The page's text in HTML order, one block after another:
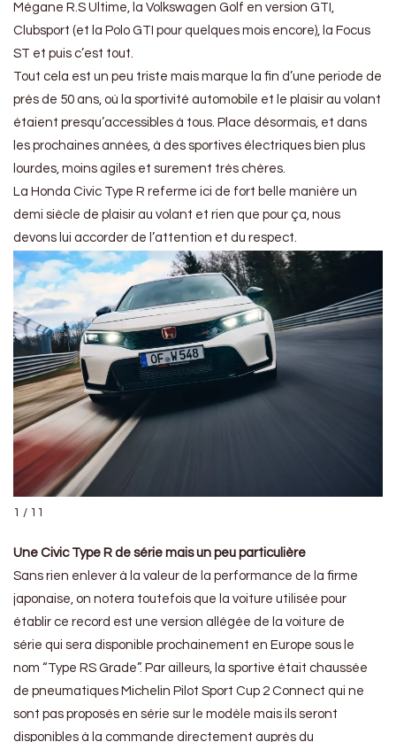
Mégane R.S Ultime, la Volkswagen Golf en version GTI,
Clubsport (et la Polo GTI pour quelques mois encore), la Focus
ST et puis c’est tout.
Tout cela est un peu triste mais marque la fin d’une periode de
près de 50 ans, où la sportivité automobile et le plaisir au volant
étaient presqu’accessibles à tous. Place désormais, et dans
les prochaines années, à des sportives électriques bien plus
lourdes, moins agiles et surement très chères.
La Honda Civic Type R referme ici de fort belle manière un
demi siècle de plaisir au volant et rien que pour ça, nous
devons lui accorder de l’attention et du respect.
1 / 11
Une Civic Type R de série mais un peu particulière
Sans rien enlever à la valeur de la performance de la firme
japonaise, on notera toutefois que la voiture utilisée pour
établir ce record est une version allégée de la voiture de
série qui sera disponible prochainement en Europe sous le
nom “Type RS Grade”. Par ailleurs, la sportive était chaussée
de pneumatiques Michelin Pilot Sport Cup 2 Connect qui ne
sont pas proposés en série sur le modèle mais ils seront
disponibles à la commande directement auprès du